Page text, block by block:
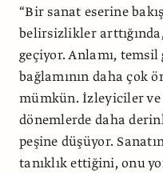
“Bir sanat eserine
belirsizlikler
geçiyor. Anlamı,
bağlamının daha çok
mümkün. İzleyiciler
dönemlerde daha
peşine düşüyor.
tanıklık ettiğini, onu